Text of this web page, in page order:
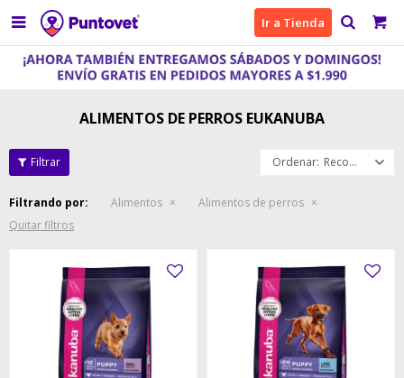
 Ir a Tienda
ALIMENTOS DE PERROS EUKANUBA
Recomendados
Filtrando por: Alimentos
Alimentos de perros
Quitar filtros